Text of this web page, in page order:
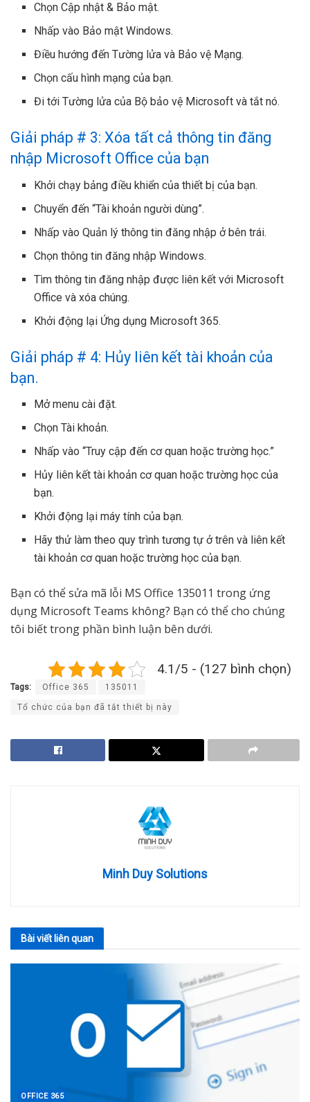
Chọn Cập nhật & Bảo mật.
Nhấp vào Bảo mật Windows.
Điều hướng đến Tường lửa và Bảo vệ Mạng.
Chọn cấu hình mạng của bạn.
Đi tới Tường lửa của Bộ bảo vệ Microsoft và tắt nó.
Giải pháp # 3: Xóa tất cả thông tin đăng
nhập Microsoft Office của bạn
Khởi chạy bảng điều khiển của thiết bị của bạn.
Chuyển đến “Tài khoản người dùng”.
Nhấp vào Quản lý thông tin đăng nhập ở bên trái.
Chọn thông tin đăng nhập Windows.
Tìm thông tin đăng nhập được liên kết với Microsoft
Office và xóa chúng.
Khởi động lại Ứng dụng Microsoft 365.
Giải pháp # 4: Hủy liên kết tài khoản của
bạn.
Mở menu cài đặt.
Chọn Tài khoản.
Nhấp vào “Truy cập đến cơ quan hoặc trường học.”
Hủy liên kết tài khoản cơ quan hoặc trường học của
bạn.
Khởi động lại máy tính của bạn.
Hãy thử làm theo quy trình tương tự ở trên và liên kết
tài khoản cơ quan hoặc trường học của bạn.
Bạn có thể sửa mã lỗi MS Office 135011 trong ứng
dụng Microsoft Teams không? Bạn có thể cho chúng
tôi biết trong phần bình luận bên dưới.
4.1/5 - (127 bình chọn)
Tags: Office 365 135011
Tổ chức của bạn đã tắt thiết bị này
Minh Duy Solutions
Bài viết liên quan
OFFICE 365